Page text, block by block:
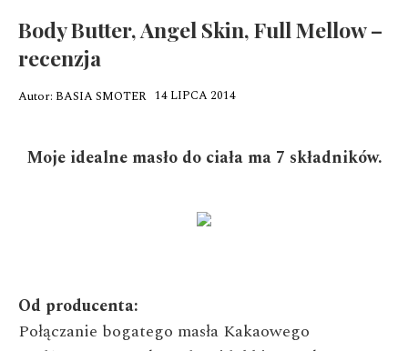
Body Butter, Angel Skin, Full Mellow –
recenzja
Autor: BASIA SMOTER 14 LIPCA 2014
Moje idealne masło do ciała ma 7 składników.
Od producenta:
Połączanie bogatego masła Kakaowego